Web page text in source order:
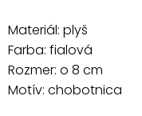
Materiál: plyš
Farba: fialová
Rozmer: o 8 cm
Motív: chobotnica